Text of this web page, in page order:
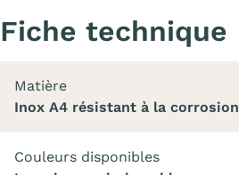
Fiche technique
Matière
Inox A4 résistant à la corrosion
Couleurs disponibles